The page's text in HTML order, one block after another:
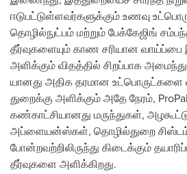
ஈடுபட்டுள்ளவர்களுக்கும் உணவு
தொழில்நுட்பம் மற்றும் பேக்கேஜிங்
தீர்வுகளையும் காண சரியான
அளிக்கும் விதத்தில் சிறப்பாக
யானது அதிக தரமான உட்பொருட்களை
துறைக்கு அளிக்கும் அதே நேரம்,
கண்காட்சியானது மருந்துகள்,
அப்ளையன்ஸ்கள், தொழில்துறை
போன்றவற்றிலிருந்து கிடைக்கும்
தீர்வுகளை அளிக்கிறது.